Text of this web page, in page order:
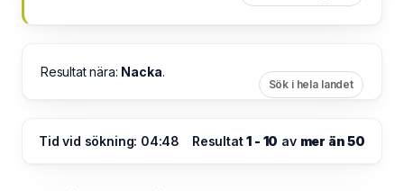
Resultat nära: Nacka.
Sök i hela landet
Tid vid sökning: 04:48 Resultat1 - 10 av mer än 50